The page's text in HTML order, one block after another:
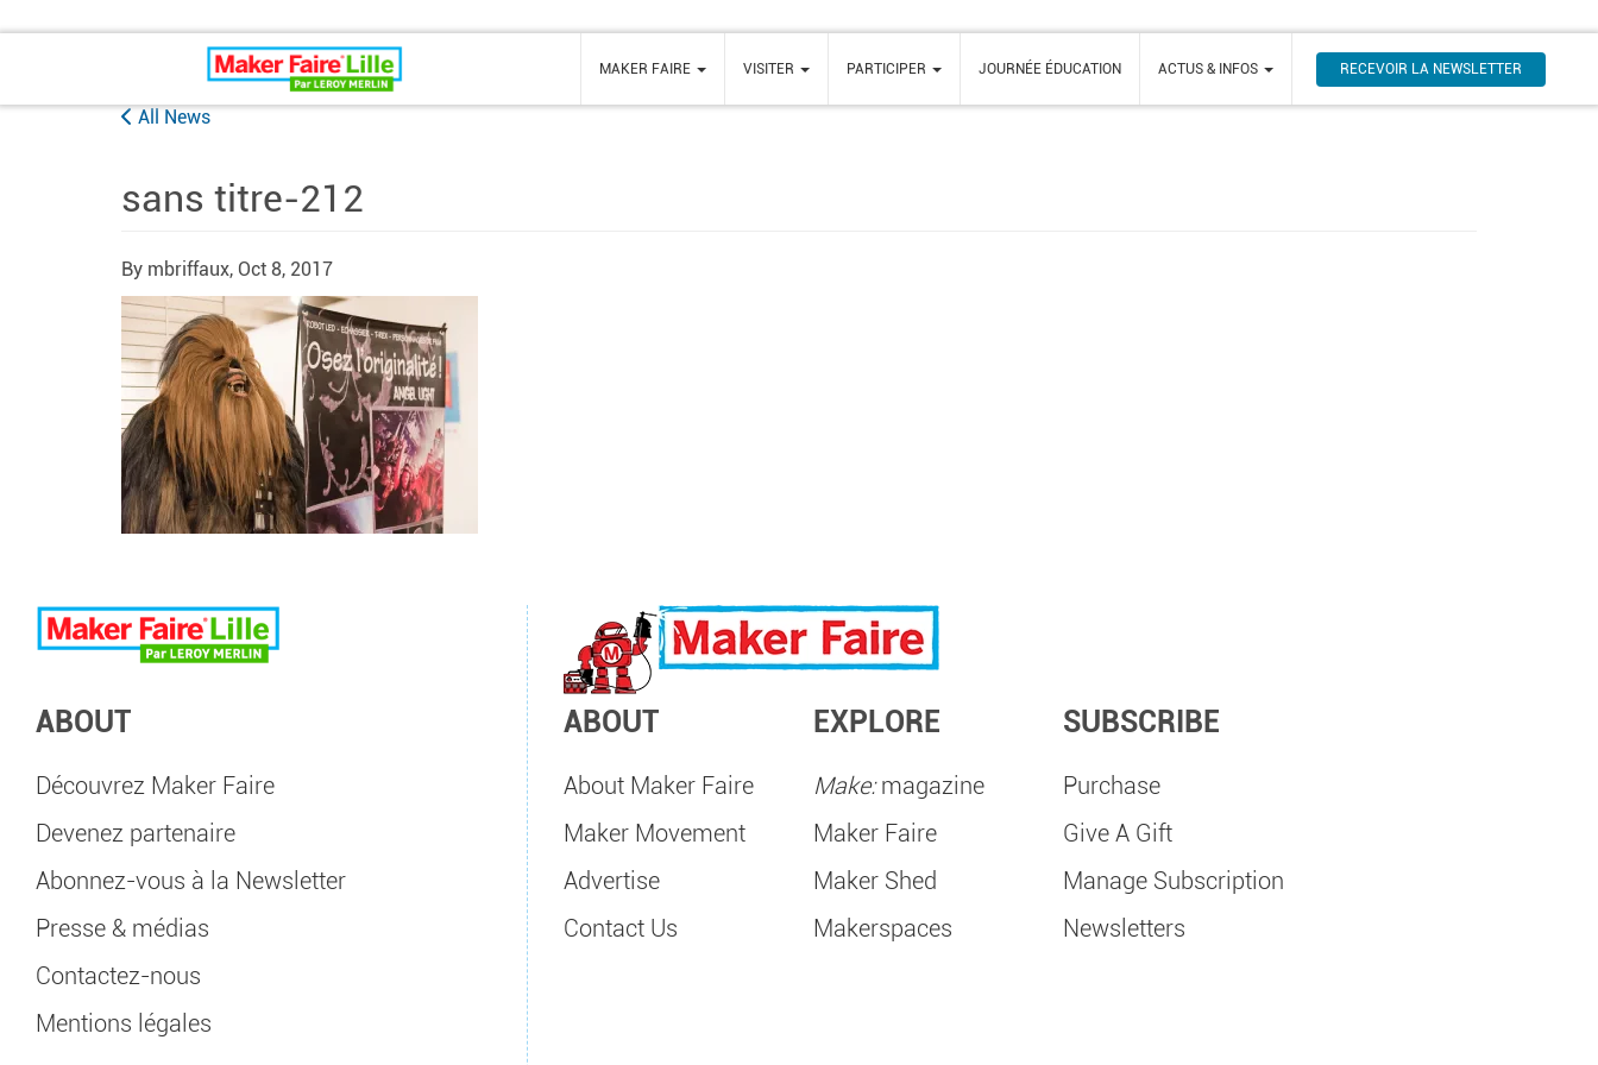
Maker Faire Lille MAKER FAIRE VISITER PARTICIPER JOURNÉE ÉDUCATION ACTUS & INFOS RECEVOIR LA NEWSLETTER
All News
sans titre-212
By mbriffaux, Oct 8, 2017
ABOUT
Découvrez Maker Faire
Devenez partenaire
Abonnez-vous à la Newsletter
Presse & médias
Contactez-nous
Mentions légales
ABOUT
About Maker Faire
Maker Movement
Advertise
Contact Us
EXPLORE
Make:magazine
Maker Faire
Maker Shed
Makerspaces
SUBSCRIBE
Purchase
Give A Gift
Manage Subscription
Newsletters